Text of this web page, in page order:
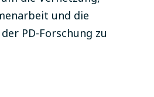
und die
PD-Forschung zu